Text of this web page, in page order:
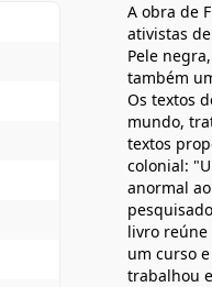
A obra de
ativistas
Pele
também
Os textos
mundo,
textos
colonial:
anormal
livro reúne
um curso
trabalhou